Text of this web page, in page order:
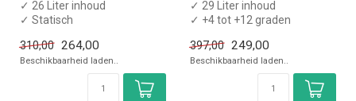
✓ 26 Liter inhoud
✓ Statisch
✓ Breedte 380 mm, diepte
380 mm,...
310,00 264,00
Beschikbaarheid laden..
✓ 29 Liter inhoud
✓ +4 tot +12 graden
✓ Breedte 40,2 cm, diepte
42...
397,00 249,00
Beschikbaarheid laden..